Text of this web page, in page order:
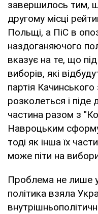
завершилось тим,
другому місці
Польщі, а ПіС в
наздоганяючого
вказує на те, що
виборів, які
партія
розколеться і
частина разом з
Навроцьким
тоді як інша їх
може піти на
Проблема не лише
політика взяла